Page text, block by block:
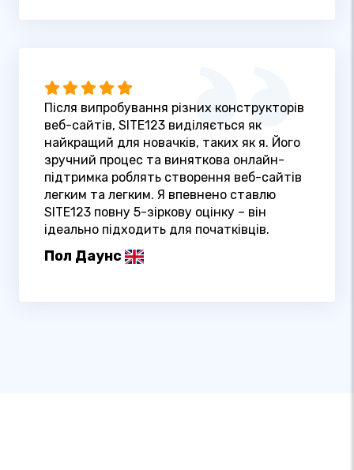
Після випробування різних конструкторів
веб-сайтів, SITE123 виділяється як
найкращий для новачків, таких як я. Його
зручний процес та виняткова онлайн-
підтримка роблять створення веб-сайтів
легким та легким. Я впевнено ставлю
SITE123 повну 5-зіркову оцінку – він
ідеально підходить для початківців.
Пол Даунс